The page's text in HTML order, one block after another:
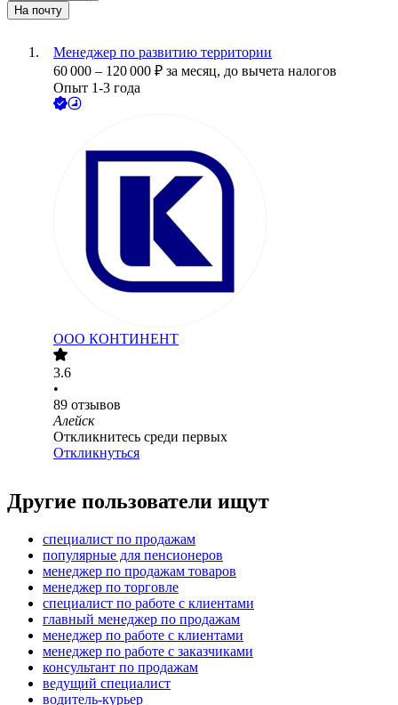
На почту
Менеджер по развитию территории
60 000 – 120 000 ₽ за месяц, до вычета налогов
Опыт 1-3 года
ООО КОНТИНЕНТ
3.6
•
89 отзывов
Алейск
Откликнитесь среди первых
Откликнуться
Другие пользователи ищут
специалист по продажам
популярные для пенсионеров
менеджер по продажам товаров
менеджер по торговле
специалист по работе с клиентами
главный менеджер по продажам
менеджер по работе с клиентами
менеджер по работе с заказчиками
консультант по продажам
ведущий специалист
водитель-курьер